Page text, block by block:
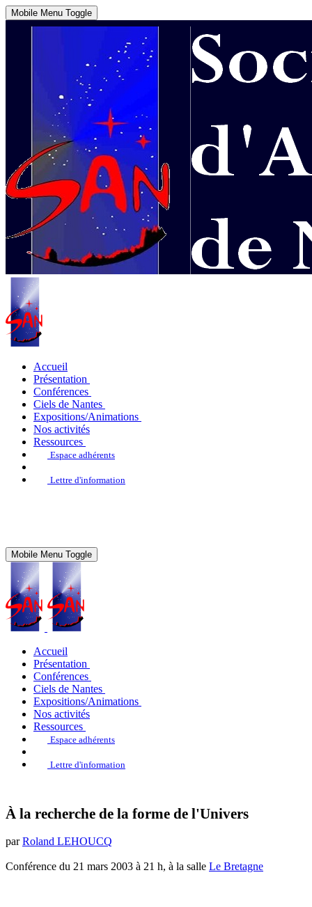
Mobile Menu Toggle
Accueil
Présentation
Conférences
Ciels de Nantes
Expositions/Animations
Nos activités
Ressources
Espace adhérents
Lettre d'information
Mobile Menu Toggle
Accueil
Présentation
Conférences
Ciels de Nantes
Expositions/Animations
Nos activités
Ressources
Espace adhérents
Lettre d'information
À la recherche de la forme de l'Univers
parRoland LEHOUCQ
Conférence du 21 mars 2003 à 21 h, à la salle Le Bretagne